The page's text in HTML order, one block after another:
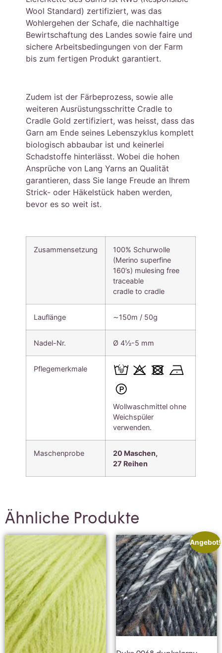
Wool Standard) zertifiziert, was das
Wohlergehen der Schafe, die nachhaltige
Bewirtschaftung des Landes sowie faire und
sichere Arbeitsbedingungen von der Farm
bis zum fertigen Produkt garantiert.
Zudem ist der Färbeprozess, sowie alle
weiteren Ausrüstungsschritte Cradle to
Cradle Gold zertifiziert, was heisst, dass das
Garn am Ende seines Lebenszyklus komplett
biologisch abbaubar ist und keinerlei
Schadstoffe hinterlässt. Wobei die hohen
Ansprüche von Lang Yarns an Qualität
garantieren, dass Sie lange Freude an Ihrem
Strick- oder Häkelstück haben werden,
bevor es so weit ist.
Zusammensetzung
100% Schurwolle
(Merino superfine
160’s) mulesing free
traceable
cradle to cradle
Lauflänge ∼150m / 50g
Nadel-Nr. Ø 4½-5 mm
Pflegemerkmale
Wollwaschmittel ohne
Weichspüler
verwenden.
Maschenprobe
20 Maschen,
27 Reihen
Ähnliche Produkte
Angebot!